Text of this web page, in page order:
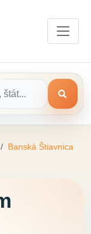
Banská Štiavnica